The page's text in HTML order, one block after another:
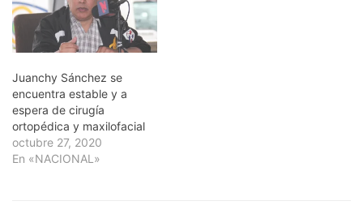
Juanchy Sánchez se
encuentra estable y a
espera de cirugía
ortopédica y maxilofacial
octubre 27, 2020
En «NACIONAL»